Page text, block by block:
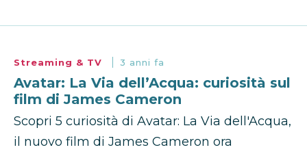
Streaming & TV 3 anni fa
Avatar: La Via dell’Acqua: curiosità sul
film di James Cameron
Scopri 5 curiosità di Avatar: La Via dell'Acqua,
il nuovo film di James Cameron ora